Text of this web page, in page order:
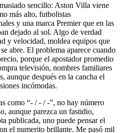
sencillo: Aston Villa viene
más alto, futbolistas
y una marca Premier que en las
dejado al sol. Algo de verdad
y velocidad, moldea equipos que
abre. El problema aparece cuando
porque el apostador promedio
televisión, nombres familiares
aunque después en la cancha el
incómodas.
como “- / - / -”, no hay número
aunque parezca un fastidio,
publicada, uno puede pensar el
el numerito brillante. Me pasó mil